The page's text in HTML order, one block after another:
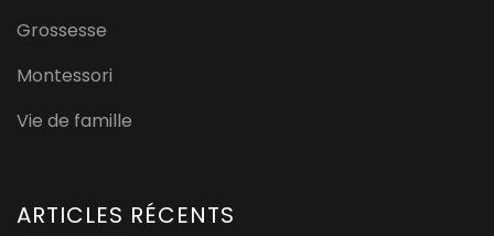
Grossesse
Montessori
Vie de famille
ARTICLES RÉCENTS